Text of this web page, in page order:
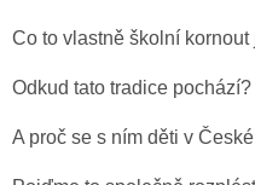
Co to vlastně školní kornout
Odkud tato tradice pochází?
A proč se s ním děti v